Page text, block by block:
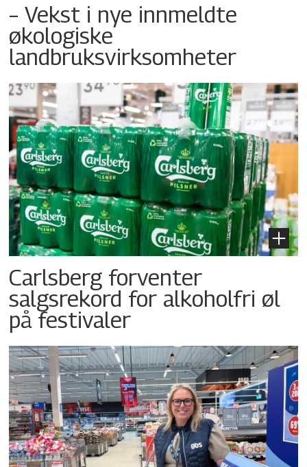
– Vekst i nye innmeldte
økologiske
landbruksvirksomheter
Carlsberg forventer
salgsrekord for alkoholfri øl
på festivaler